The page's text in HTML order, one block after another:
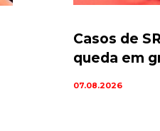
Casos de
queda em
07.08.2026